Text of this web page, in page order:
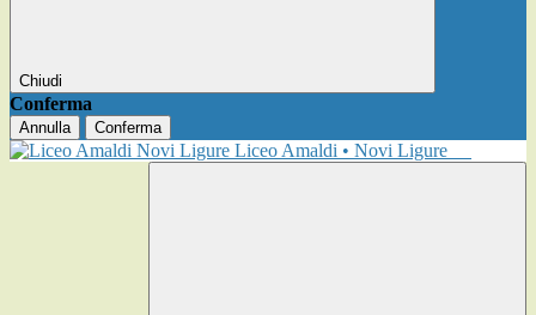
Chiudi
Conferma
Annulla Conferma
Liceo Amaldi • Novi Ligure